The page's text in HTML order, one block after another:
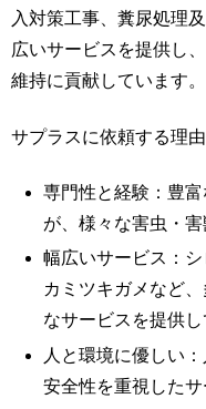
入対策工事、糞尿処理
広いサービスを提供し
維持に貢献しています。
サプラスに依頼する理
専門性と経験：豊
が、様々な害虫・害
幅広いサービス：シ
カミツキガメなど
なサービスを提供し
人と環境に優しい
安全性を重視したサ